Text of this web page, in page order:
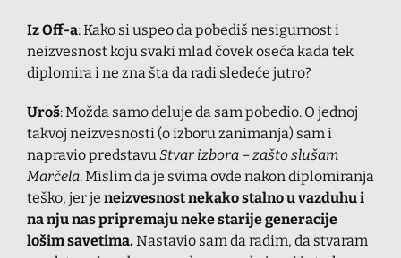
Iz Off-a: Kako si uspeo da pobediš nesigurnost i
neizvesnost koju svaki mlad čovek oseća kada tek
diplomira i ne zna šta da radi sledeće jutro?
Uroš: Možda samo deluje da sam pobedio. O jednoj
takvoj neizvesnosti (o izboru zanimanja) sam i
napravio predstavuStvar izbora – zašto slušam
Marčela. Mislim da je svima ovde nakon diplomiranja
teško, jer je neizvesnost nekako stalno u vazduhu i
na nju nas pripremaju neke starije generacije
lošim savetima. Nastavio sam da radim, da stvaram